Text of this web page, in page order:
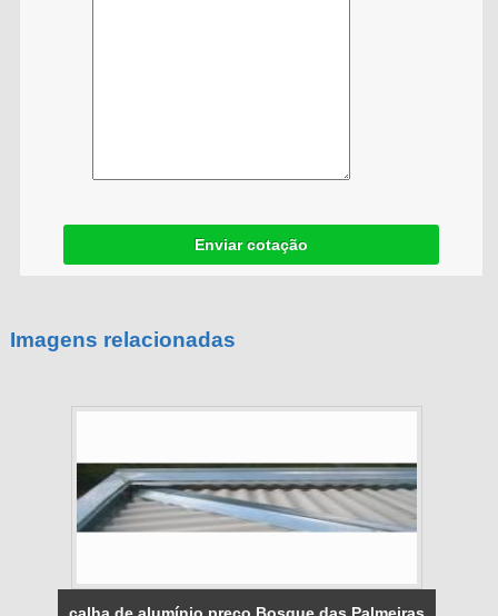
Enviar cotação
Imagens relacionadas
calha de alumínio preço Bosque das Palmeiras